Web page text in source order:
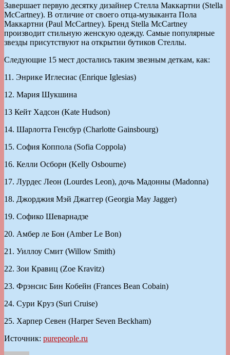
Завершает первую десятку дизайнер Стелла Маккартни (Stella
McCartney). В отличие от своего отца-музыканта Пола
Маккартни (Paul McCartney). Бренд Stella McCartney
производит стильную женскую одежду. Самые популярные
звезды присутствуют на открытии бутиков Стеллы.
Следующие 15 мест достались таким звезным деткам, как:
11. Энрике Иглесиас (Enrique Iglesias)
12. Мария Шукшина
13 Кейт Хадсон (Kate Hudson)
14. Шарлотта Генсбур (Charlotte Gainsbourg)
15. София Коппола (Sofia Coppola)
16. Келли Осборн (Kelly Osbourne)
17. Лурдеc Леон (Lourdes Leon), дочь Мадонны (Madonna)
18. Джорджия Мэй Джаггер (Georgia May Jagger)
19. Софико Шеварнадзе
20. Амбер ле Бон (Amber Le Bon)
21. Уиллоу Смит (Willow Smith)
22. Зои Кравиц (Zoe Kravitz)
23. Фрэнсис Бин Кобейн (Frances Bean Cobain)
24. Сури Круз (Suri Cruise)
25. Харпер Севен (Harper Seven Beckham)
Источник: purepeople.ru